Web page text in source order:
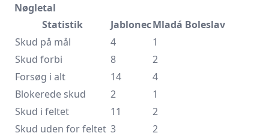
Nøgletal
Statistik
JablonecMladá Boleslav
Skud på mål
4
1
Skud forbi
8
2
Forsøg i alt
14
4
Blokerede skud
2
1
Skud i feltet
11
2
Skud uden for feltet 3
2